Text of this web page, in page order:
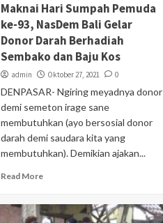
Maknai Hari Sumpah Pemuda
ke-93, NasDem Bali Gelar
Donor Darah Berhadiah
Sembako dan Baju Kos
admin Oktober 27, 2021 0
DENPASAR- Ngiring meyadnya donor
demi semeton irage sane
membutuhkan (ayo bersosial donor
darah demi saudara kita yang
membutuhkan). Demikian ajakan...
Read More